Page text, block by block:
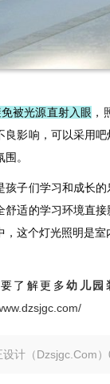
被光源直射入眼 ，
良影响，可以采用
。
孩子们学习和成长
舒适的学习环境直
，这个灯光照明是室
了解更多幼儿园
设计（Dzsjgc.Com